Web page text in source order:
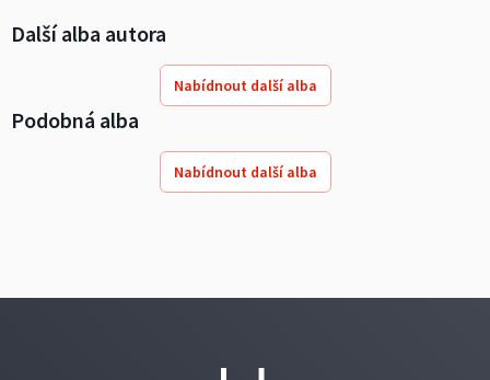
Další alba autora
Nabídnout další alba
Podobná alba
Nabídnout další alba